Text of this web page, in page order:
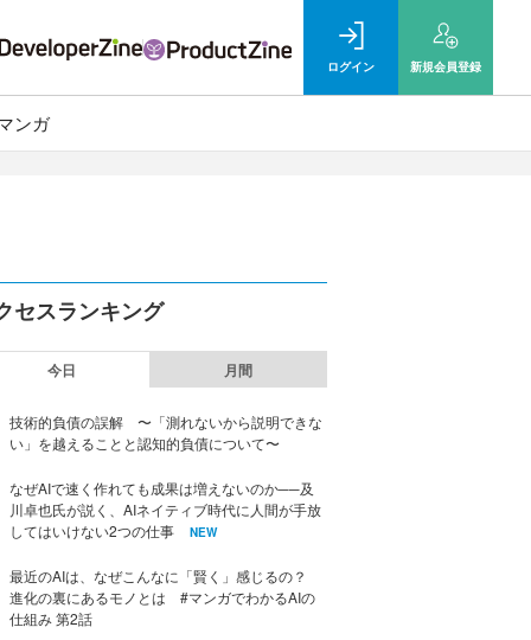
ログイン 新規会員登録
ンガ
セスランキング
今日 月間
技術的負債の誤解 〜「測れないから説明できな
い」を越えることと認知的負債について〜
なぜAIで速く作れても成果は増えないのか──及
川卓也氏が説く、AIネイティブ時代に人間が手放
してはいけない2つの仕事
NEW
最近のAIは、なぜこんなに「賢く」感じるの？
進化の裏にあるモノとは #マンガでわかるAIの
仕組み 第2話